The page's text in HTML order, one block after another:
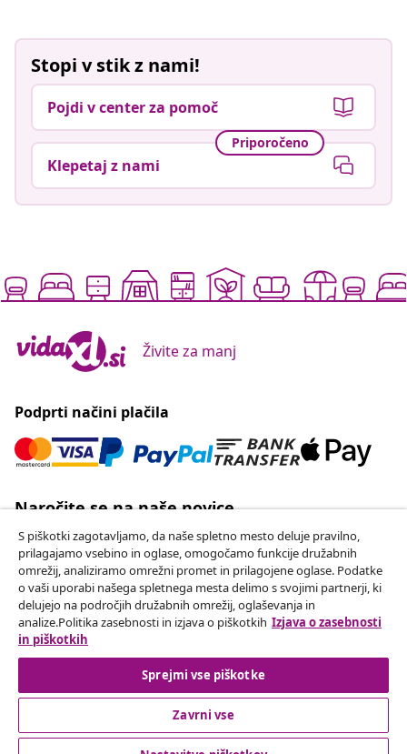
Stopi v stik z nami!
Pojdi v center za pomoč
Priporočeno
Klepetaj z nami
Živite za manj
Podprti načini plačila
Naročite se na naše novice
Pridružite se več kot 700.000 kupcem, ki prejemajo
tedenske akcije, sezonske ponudbe in novosti od
vidaXL.
Our social media accounts
Odstop od pogodbe
Oddaj zahtevek za odstop od naročila.
S piškotki zagotavljamo, da naše spletno mesto deluje pravilno,
prilagajamo vsebino in oglase, omogočamo funkcije družabnih
omrežij, analiziramo omrežni promet in prilagojene oglase. Podatke
o vaši uporabi našega spletnega mesta delimo s svojimi partnerji, ki
delujejo na področjih družabnih omrežij, oglaševanja in
analize.Politika zasebnosti in izjava o piškotkih Izjava o zasebnosti
in piškotkih
Sprejmi vse piškotke
Zavrni vse